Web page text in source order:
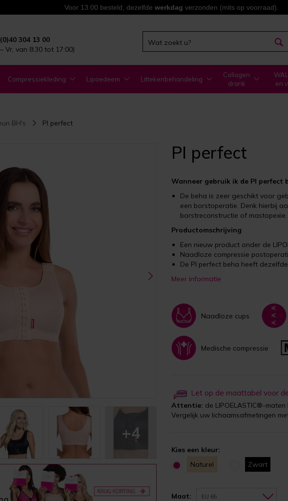
Voor 13:00 besteld, dezelfde werkdag verzonden (mits op voorraad).
304 13 00
Vr, van 8:30 tot 17:00)
Compressiekleding Lipoedeem Littekenbehandeling
Collagen
drank
en
BH's PI perfect
+4
PI perfect
Wanneer gebruik ik de PI perfect
De beha is zeer geschikt voor
een borstoperatie. Denk hierbij
borstreconstructie of mastopexie.
Productomschrijving
Een nieuw product onder de
Naadloze compressie
De PI perfect beha heeft
Meer informatie
Naadloze cups
Medische compressie
Let op de maattabel voor
Attentie: de LIPOELASTIC®-
Vergelijk uw lichaamsafmetingen
Kies een kleur:
Naturel
Zwart
Maat: EU 65